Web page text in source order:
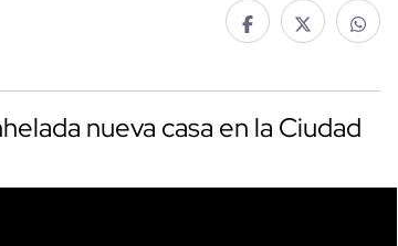
nueva casa en la Ciudad